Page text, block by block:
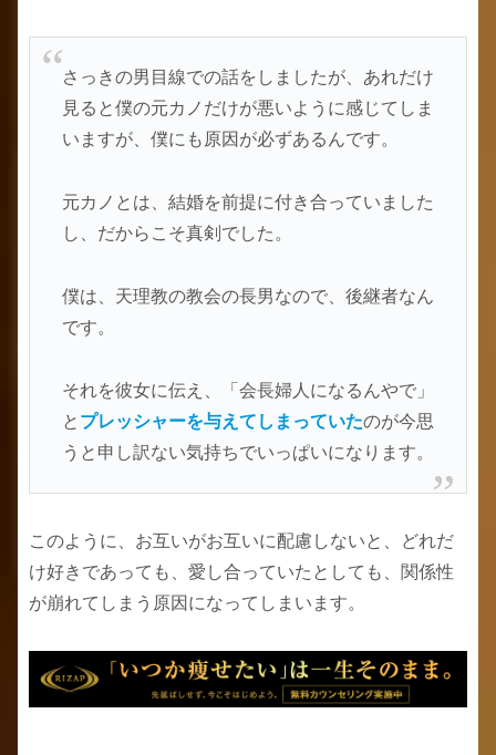
さっきの男目線での話をしましたが、あれだけ
見ると僕の元カノだけが悪いように感じてしま
いますが、僕にも原因が必ずあるんです。
元カノとは、結婚を前提に付き合っていました
し、だからこそ真剣でした。
僕は、天理教の教会の長男なので、後継者なん
です。
それを彼女に伝え、「会長婦人になるんやで」
と プレッシャーを与えてしまっていたのが今思
うと申し訳ない気持ちでいっぱいになります。
このように、お互いがお互いに配慮しないと、どれだ
け好きであっても、愛し合っていたとしても、関係性
が崩れてしまう原因になってしまいます。